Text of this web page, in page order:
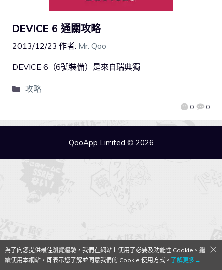
DEVICE 6 通關攻略
2013/12/23 作者: Mr. Qoo
0 0
DEVICE 6（6號裝備）是來自瑞典獨
攻略
QooApp Limited © 2026
為了向您提供最佳瀏覽體驗，我們在網站上使用了必要及功能性 Cookie。繼
續使用本網站，即表示您了解並同意我們的 Cookie 使用方式。 了解更多→